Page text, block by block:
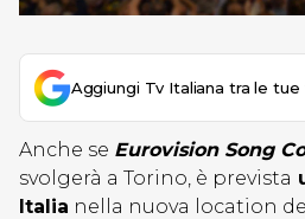
Aggiungi Tv Italiana tra le
Anche se Eurovision Song
svolgerà a Torino, è prevista
Italia nella nuova location